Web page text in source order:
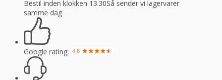
Bestil inden klokken 13.30Så sender vi lagervarer
samme dag
Google rating: